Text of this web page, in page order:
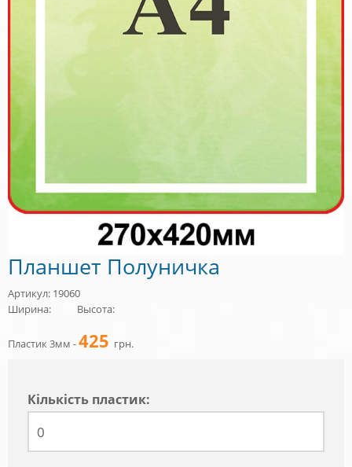
Планшет Полуничка
Артикул: 19060
Ширина:
Высота:
Пластик 3мм -425 грн.
Кiлькiсть пластик: